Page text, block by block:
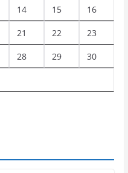
14 15 16
21 22 23
28 29 30